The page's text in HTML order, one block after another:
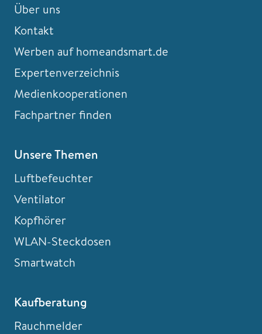
Über uns
Kontakt
Werben auf homeandsmart.de
Expertenverzeichnis
Medienkooperationen
Fachpartner finden
Unsere Themen
Luftbefeuchter
Ventilator
Kopfhörer
WLAN-Steckdosen
Smartwatch
Kaufberatung
Rauchmelder